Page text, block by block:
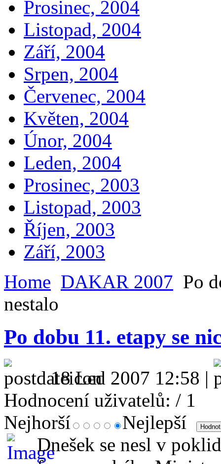
Prosinec, 2004
Listopad, 2004
Září, 2004
Srpen, 2004
Červenec, 2004
Květen, 2004
Únor, 2004
Leden, 2004
Prosinec, 2003
Listopad, 2003
Říjen, 2003
Září, 2003
Home DAKAR 2007 Po
nestalo
Po dobu 11. etapy se
18 Led 2007 12:58 |
Hodnocení uživatelů: / 1
Nejhorší
Nejlepší
Dnešek se nesl v